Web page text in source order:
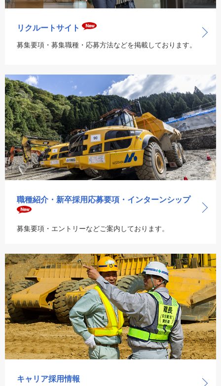
リクルートサイト
募集要項・募集職種・応募方法などを掲載しております。
職種紹介・新卒採用応募要項・ インターンシップ
募集要項・エントリーなどご案内しております。
キャリア採用情報